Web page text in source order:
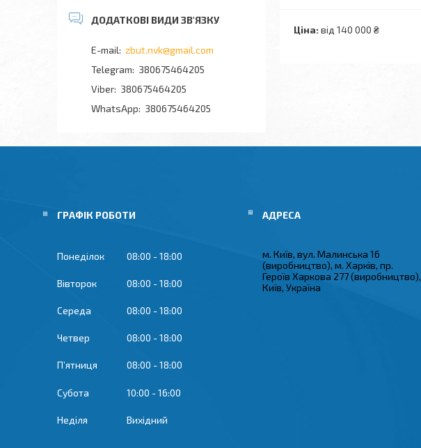
Ціна: від 140 000 ₴
zbut.nvk@gmail.com
380675464205
380675464205
380675464205
ГРАФІК РОБОТИ
Понеділок 08:00 18:00
Вівторок 08:00 18:00
Середа 08:00 18:00
Четвер 08:00 18:00
Пʼятниця 08:00 18:00
Субота 10:00 16:00
Неділя Вихідний
м. Київ, вул. Малинська 16
(виробництво), м. Харків, пр.
Героїв Харкова 277 (виробництво),
Київ, Україна